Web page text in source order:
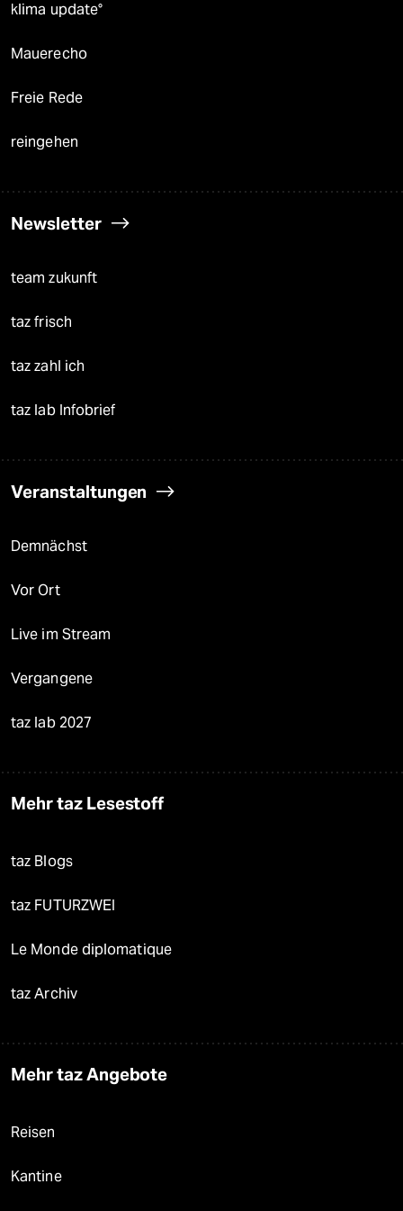
klima update°
Mauerecho
Freie Rede
reingehen
Newsletter
team zukunft
taz frisch
taz zahl ich
taz lab Infobrief
Veranstaltungen
Demnächst
Vor Ort
Live im Stream
Vergangene
taz lab 2027
Mehr taz Lesestoff
taz Blogs
taz FUTURZWEI
Le Monde diplomatique
taz Archiv
Mehr taz Angebote
Reisen
Kantine